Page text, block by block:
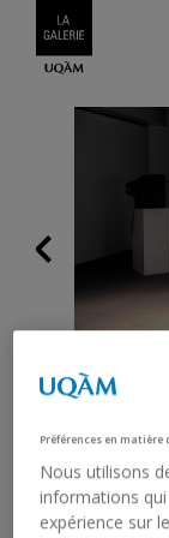
Previous
DIANE
Préférences en matière
Nous utilisons
informations
expérience sur